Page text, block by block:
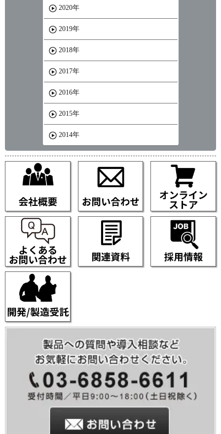
2020年
2019年
2018年
2017年
2016年
2015年
2014年